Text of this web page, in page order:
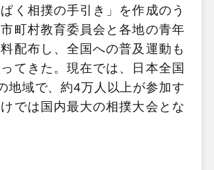
く相撲の手引き」を作成のう
町村教育委員会と各地の青年
配布し、全国への普及運動も
てきた。現在では、日本全国
地域で、約4万人以上が参加す
では国内最大の相撲大会とな